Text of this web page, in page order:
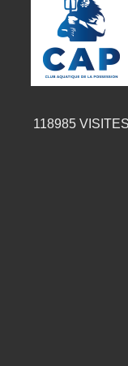
118985VISITES